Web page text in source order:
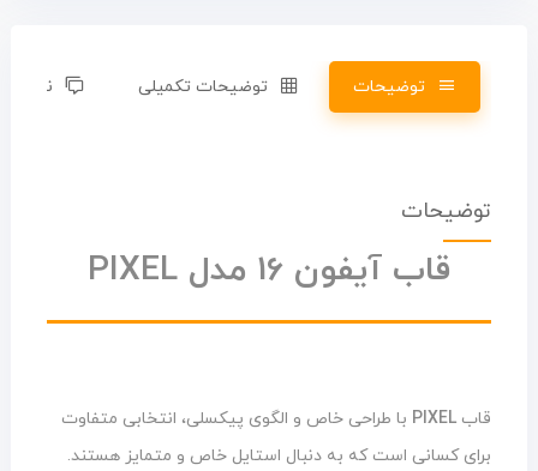
توضیحات توضیحات تکمیلی نظرات (0)
توضیحات
قاب آیفون 16 مدل PIXEL
قاب PIXEL با طراحی خاص و الگوی پیکسلی، انتخابی متفاوت
برای کسانی است که به دنبال استایل خاص و متمایز هستند.